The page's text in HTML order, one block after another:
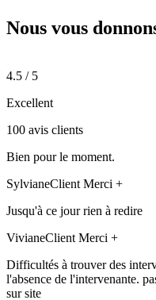
Nous vous
4.5 / 5
Excellent
100 avis clients
Bien pour le moment.
SylvianeClient Merci +
Jusqu'à ce jour rien à redire
VivianeClient Merci +
Difficultés à trouver des
l'absence de l'intervenante.
sur site